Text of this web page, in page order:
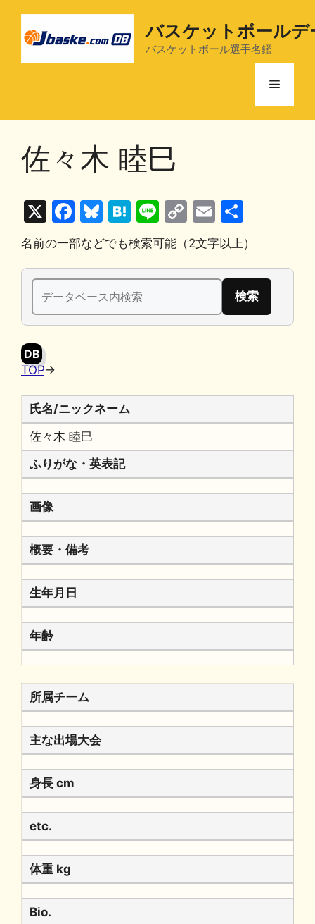
バスケットボールデ
バスケットボール選手名鑑
メ
佐々木 睦巳
X
F
a
c
e
b
o
Bl
u
e
s
k
y
H
at
e
n
a
Li
n
e
C
o
p
y
n
E
m
ai
l
有
名前の一部などでも検索可能（2文字以上）
検
索:
DB
TOP→
氏名/ニックネーム
佐々木 睦巳
ふりがな・英表記
画像
概要・備考
生年月日
年齢
所属チーム
主な出場大会
身長 cm
etc.
体重 kg
Bio.